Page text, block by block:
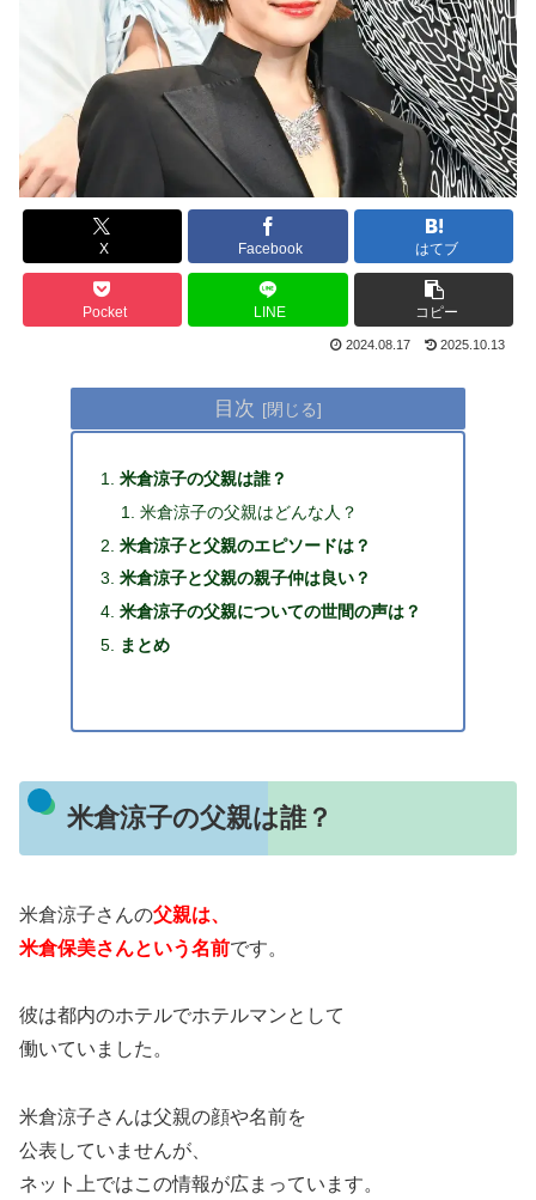
X Facebook はてブ
Pocket LINE コピー
2024.08.17 2025.10.13
目次
米倉涼子の父親は誰？
米倉涼子の父親はどんな人？
米倉涼子と父親のエピソードは？
米倉涼子と父親の親子仲は良い？
米倉涼子の父親についての世間の声は？
まとめ
米倉涼子の父親は誰？
米倉涼子さんの父親は、
米倉保美さんという名前です。
彼は都内のホテルでホテルマンとして
働いていました。
米倉涼子さんは父親の顔や名前を
公表していませんが、
ネット上ではこの情報が広まっています。